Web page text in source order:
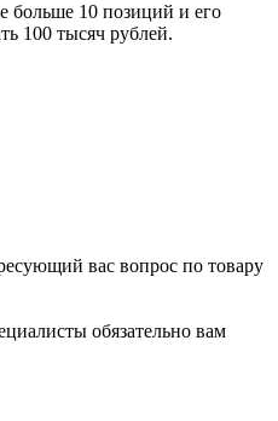
больше 10 позиций и его
100 тысяч рублей.
вас вопрос по товару
обязательно вам